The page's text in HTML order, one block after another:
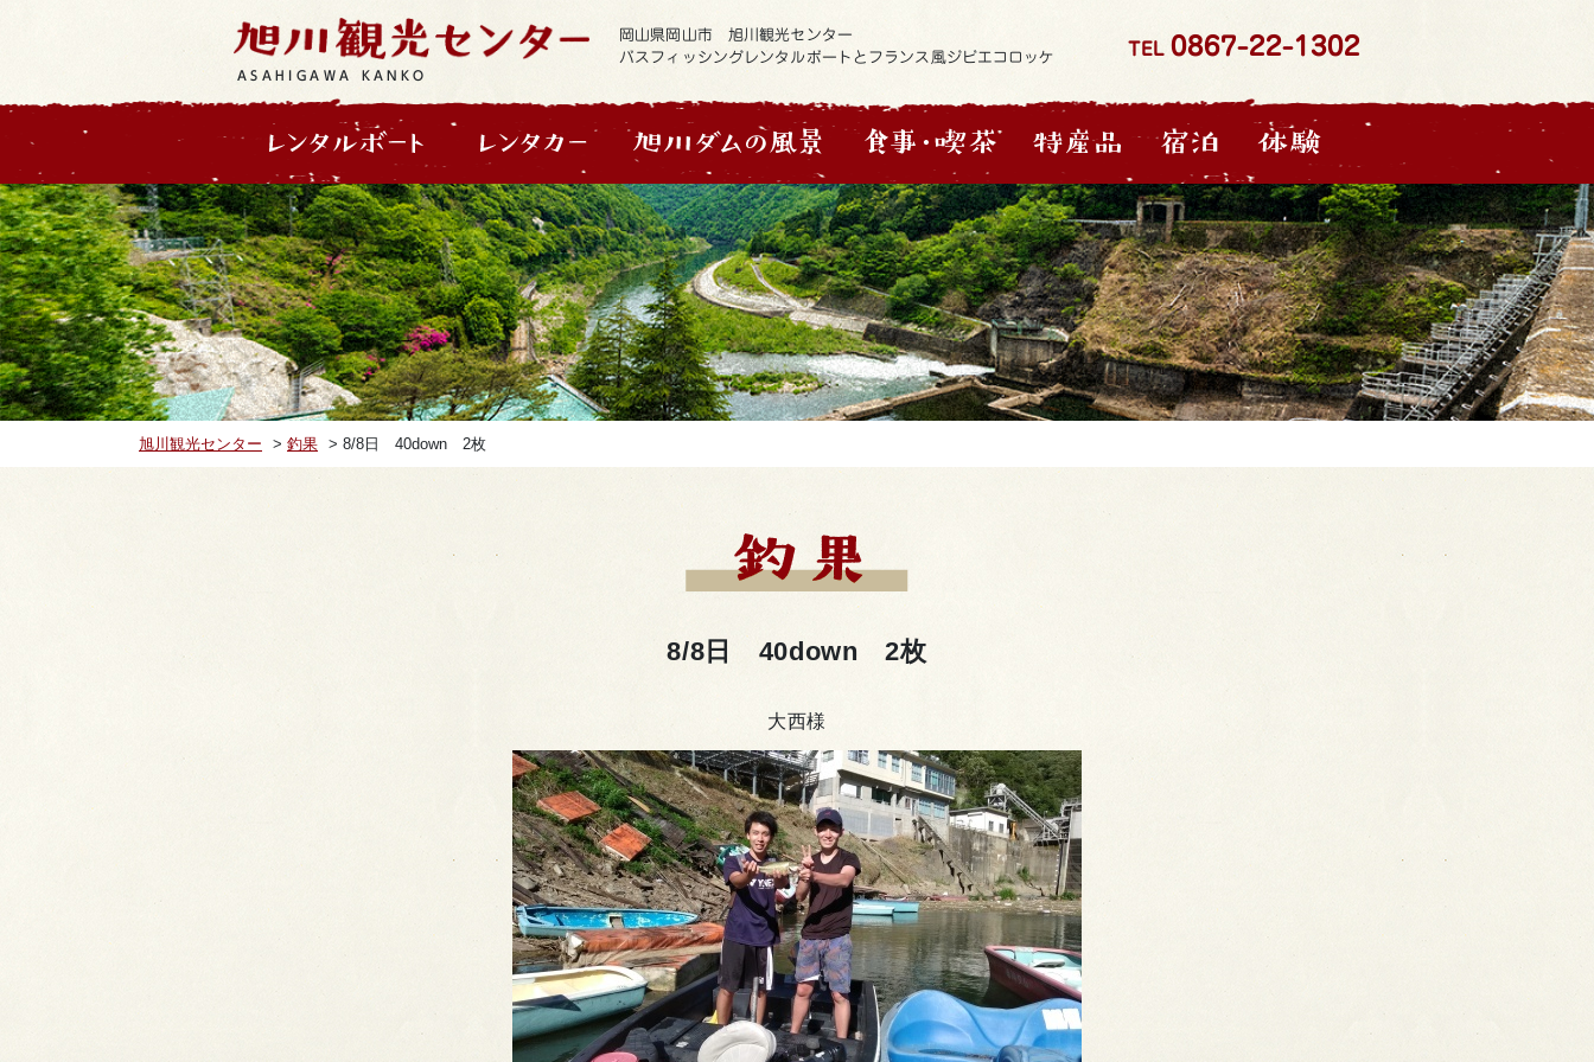
ASAHIGAWA KANKO
岡山県岡山市 旭川観光センター
バスフィッシングレンタルボートとフランス風ジビエコロッケ
TEL 0867-22-1302
旭川観光センター > 釣果 > 8/8日 40down 2枚
8/8日 40down 2枚
大西様